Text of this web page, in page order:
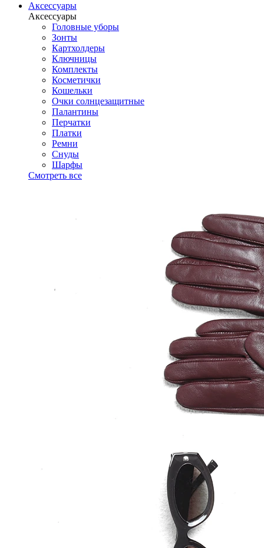
Аксессуары
Аксессуары
Головные уборы
Зонты
Картхолдеры
Ключницы
Комплекты
Косметички
Кошельки
Очки солнцезащитные
Палантины
Перчатки
Платки
Ремни
Снуды
Шарфы
Смотреть все